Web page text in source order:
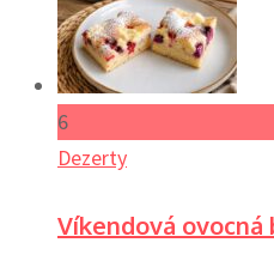
6
Dezerty
Víkendová ovocná